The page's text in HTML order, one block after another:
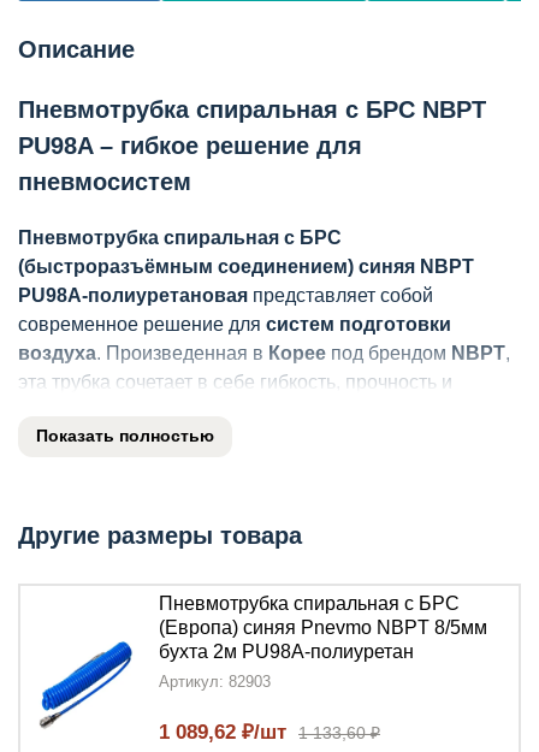
Описание
Пневмотрубка спиральная с БРС NBPT
PU98A – гибкое решение для
пневмосистем
Пневмотрубка спиральная с БРС
(быстроразъёмным соединением) синяя NBPT
PU98A-полиуретановая представляет собой
современное решение для систем подготовки
воздуха. Произведенная в Корее под брендом NBPT,
эта трубка сочетает в себе гибкость, прочность и
характеристикам полиуретана.
Пневмотрубка спиральная NBPT PU98A
Материал: износостойкий полиуретансинего
цвета
Конструкция:спиральная
повышенной гибкости
Оснащение:быстроразъёмное соединение
Показать полностью
Другие размеры товара
Пневмотрубка спиральная с БРС
(Европа) синяя Pnevmo NBPT 8/5мм
бухта 2м PU98A-полиуретан
Артикул: 82903
1 089,62 ₽/шт 1 133,60 ₽